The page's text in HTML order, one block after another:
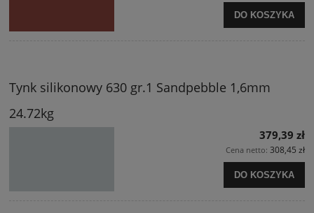
DO KOSZYKA
Tynk silikonowy 630 gr.1 Sandpebble 1,6mm
24.72kg
379,39 zł
Cena netto: 308,45 zł
DO KOSZYKA